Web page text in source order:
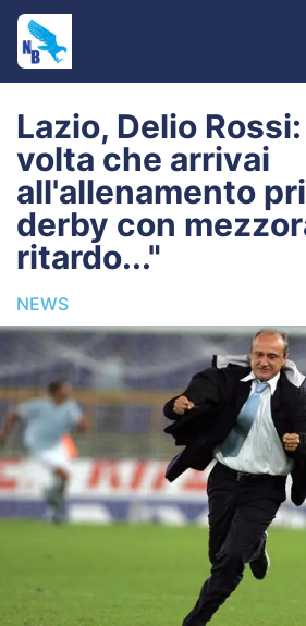
Home
News
Editoriale
Pagelle
Settore Giovanile
Lazio Women
Calciomercato
Video
Lazio, Delio
volta che arrivai
all'allenamento
derby con
ritardo..."
NEWS